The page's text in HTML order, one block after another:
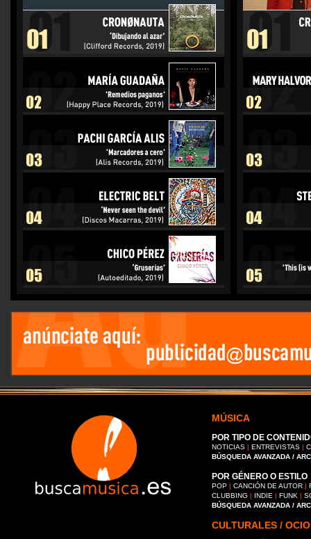
MÚSICA
POR TIPO DE
NOTICIAS | ENTREVISTAS |
BÚSQUEDA AVANZADA /
POR GÉNERO O ESTILO
POP | CANCIÓN DE AUTOR |
CLUBBING | INDIE | FUNK |
BÚSQUEDA AVANZADA /
CULTURALES / OCIO